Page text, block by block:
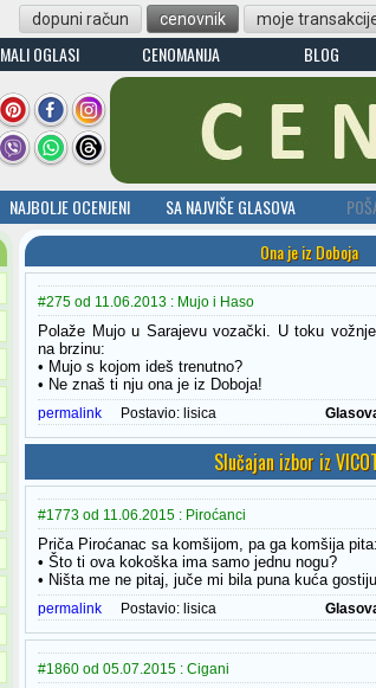
dopuni račun cenovnik moje
MALI OGLASI CENOMANIJA BLOG
NAJBOLJE OCENJENI SA NAJVIŠE GLASOVA
Ona je iz Doboja
#275 od 11.06.2013 : Mujo i Haso
Polaže Mujo u Sarajevu vozački. U toku
na brzinu:
• Mujo s kojom ideš trenutno?
• Ne znaš ti nju ona je iz Doboja!
permalink Postavio: lisica
Slučajan izbor iz
#1773 od 11.06.2015 : Piroćanci
Priča Piroćanac sa komšijom, pa ga komšija pita:
• Što ti ova kokoška ima samo jednu nogu?
• Ništa me ne pitaj, juče mi bila puna kuća
permalink Postavio: lisica
#1860 od 05.07.2015 : Cigani